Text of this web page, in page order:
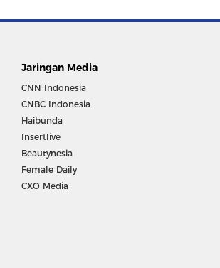
Jaringan Media
CNN Indonesia
CNBC Indonesia
Haibunda
Insertlive
Beautynesia
Female Daily
CXO Media